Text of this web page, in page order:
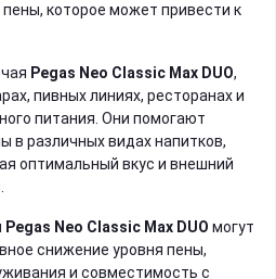
которое может привести к
Pegas Neo Classic Max DUO,
пивных линиях, ресторанах и
питания. Они помогают
в различных видах напитков,
оптимальный вкус и внешний
Pegas Neo Classic Max DUO могут
снижение уровня пены,
и совместимость с